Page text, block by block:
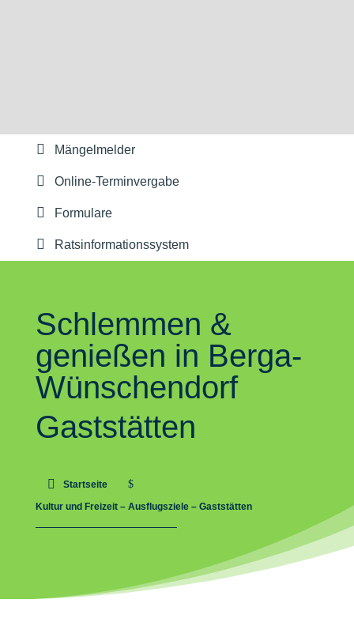
Mängelmelder
Online-Terminvergabe
Formulare
Ratsinformationssystem
Schlemmen &
genießen in Berga-
Wünschendorf
Gaststätten
Startseite $
Kultur und Freizeit – Ausflugsziele – Gaststätten